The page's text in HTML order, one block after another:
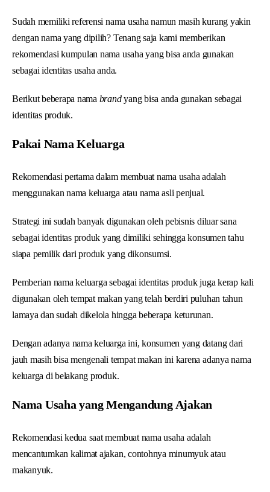
Sudah memiliki referensi nama usaha namun masih kurang yakin
dengan nama yang dipilih? Tenang saja kami memberikan
rekomendasi kumpulan nama usaha yang bisa anda gunakan
sebagai identitas usaha anda.
Berikut beberapa nama brandyang bisa anda gunakan sebagai
identitas produk.
Pakai Nama Keluarga
Rekomendasi pertama dalam membuat nama usaha adalah
menggunakan nama keluarga atau nama asli penjual.
Strategi ini sudah banyak digunakan oleh pebisnis diluar sana
sebagai identitas produk yang dimiliki sehingga konsumen tahu
siapa pemilik dari produk yang dikonsumsi.
Pemberian nama keluarga sebagai identitas produk juga kerap kali
digunakan oleh tempat makan yang telah berdiri puluhan tahun
lamaya dan sudah dikelola hingga beberapa keturunan.
Dengan adanya nama keluarga ini, konsumen yang datang dari
jauh masih bisa mengenali tempat makan ini karena adanya nama
keluarga di belakang produk.
Nama Usaha yang Mengandung Ajakan
Rekomendasi kedua saat membuat nama usaha adalah
mencantumkan kalimat ajakan, contohnya minumyuk atau
makanyuk.